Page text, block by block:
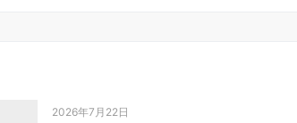
2026年7月22日